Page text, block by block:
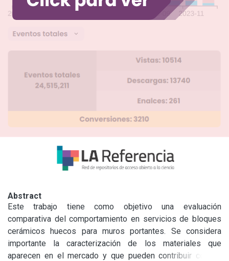
Abstract
Este trabajo tiene como objetivo una evaluación
comparativa del comportamiento en servicios de bloques
cerámicos huecos para muros portantes. Se considera
importante la caracterización de los materiales que
aparecen en el mercado y que pueden contribuir con su